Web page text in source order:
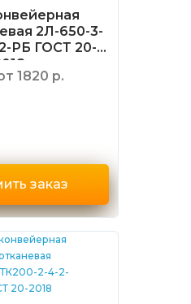
2Л-650-3-
РБ ГОСТ 20-
1820 р.
заказ